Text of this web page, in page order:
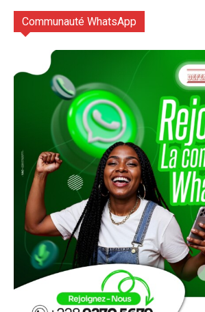
Communauté WhatsApp